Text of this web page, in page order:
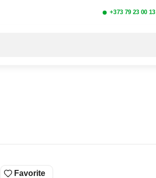
+373 79 23 00 13
Favorite